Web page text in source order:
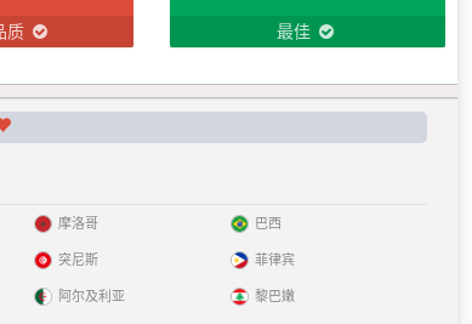
质 最佳
摩洛哥
突尼斯
阿尔及利亚
巴西
菲律宾
黎巴嫩